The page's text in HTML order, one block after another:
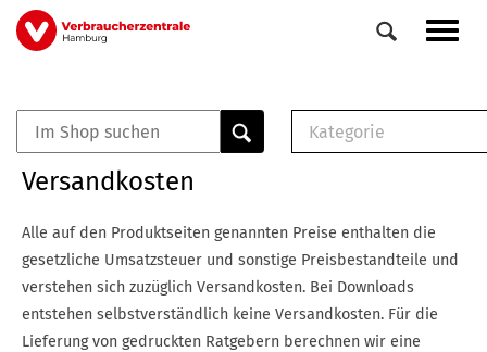
Direkt
zum
Veranstaltungen
0
Kategorie
E-Broschüre
Checklisten (PDF)
Broschüre
Buch
Versandkosten
Alle auf den Produktseiten genannten Preise enthalten die
gesetzliche Umsatzsteuer und sonstige Preisbestandteile und
verstehen sich zuzüglich Versandkosten. Bei Downloads
entstehen selbstverständlich keine Versandkosten. Für die
Lieferung von gedruckten Ratgebern berechnen wir eine